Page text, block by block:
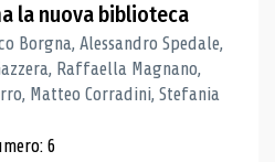
la nuova biblioteca
Borgna, Alessandro Spedale,
Raffaella Magnano,
Matteo Corradini, Stefania
6